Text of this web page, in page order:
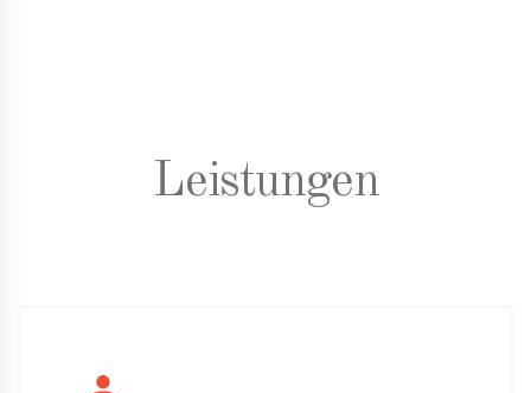
Leistungen